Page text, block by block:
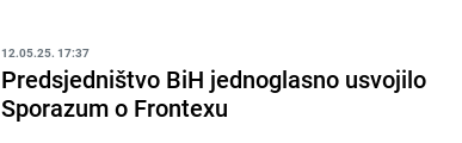
12.05.25. 17:37
Predsjedništvo BiH jednoglasno usvojilo
Sporazum o Frontexu